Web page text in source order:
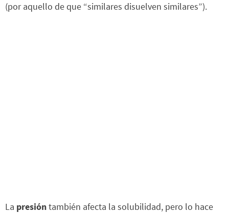
(por aquello de que “similares disuelven similares”).
La presióntambién afecta la solubilidad, pero lo hace